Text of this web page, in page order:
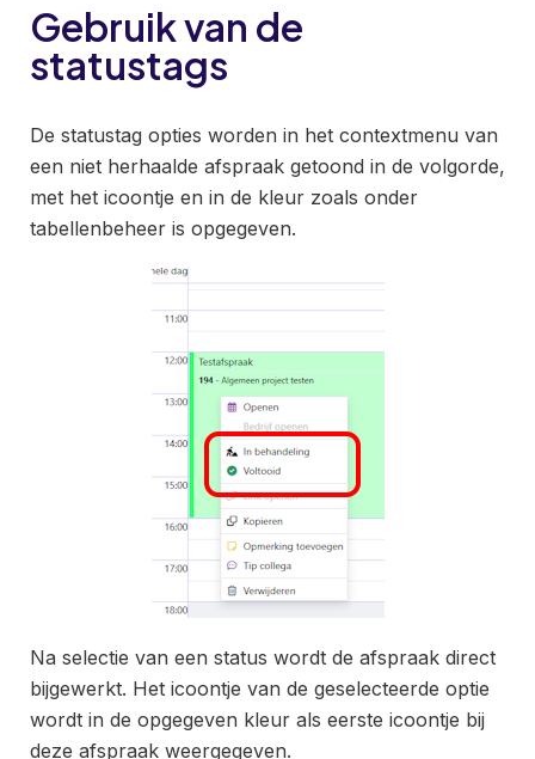
Gebruik van de
statustags
De statustag opties worden in het contextmenu van
een niet herhaalde afspraak getoond in de volgorde,
met het icoontje en in de kleur zoals onder
tabellenbeheer is opgegeven.
Na selectie van een status wordt de afspraak direct
bijgewerkt. Het icoontje van de geselecteerde optie
wordt in de opgegeven kleur als eerste icoontje bij
deze afspraak weergegeven.